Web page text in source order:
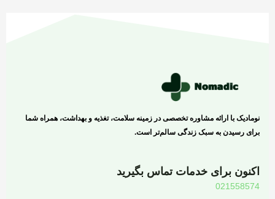
نومادیک با ارائه مشاوره تخصصی در زمینه سلامت، تغذیه و بهداشت، همراه شما
برای رسیدن به سبک زندگی سالم‌تر است.
اکنون برای خدمات تماس بگیرید
021558574